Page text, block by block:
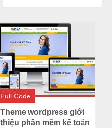
Full Code
Theme wordpress giới
thiệu phần mềm kế toán